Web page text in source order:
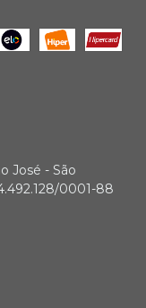
José - São
0001-88